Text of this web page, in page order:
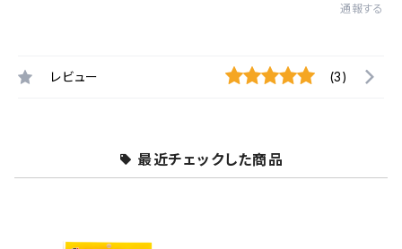
通報する
レビュー (3)
最近チェックした商品